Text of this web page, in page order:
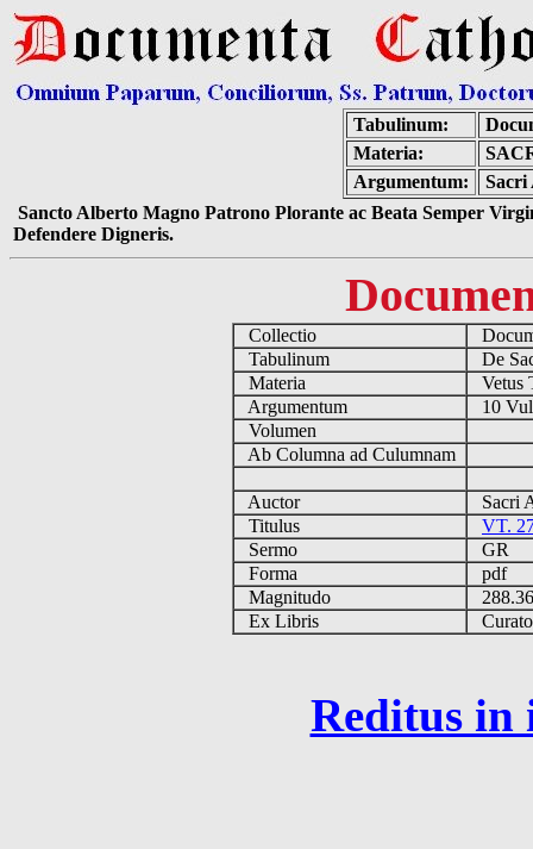
Tabulinum:
Materia:
Argumentum:
Sacri
Sancto Alberto Magno Patrono Plorante ac Beata Semper
Defendere Digneris.
Collectio
Tabulinum
De
Materia
Vetus
Argumentum
10
Volumen
Ab Columna ad Culumnam
Auctor
Sacri
Titulus
VT.
Sermo
GR
Forma
pdf
Magnitudo
Ex Libris
Reditus in